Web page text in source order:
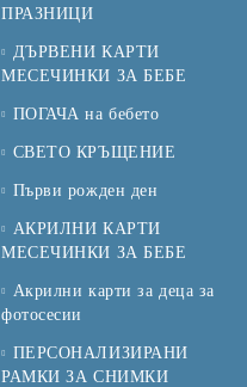
ПРАЗНИЦИ
ДЪРВЕНИ КАРТИ
МЕСЕЧИНКИ ЗА БЕБЕ
ПОГАЧА на бебето
СВЕТО КРЪЩЕНИЕ
Първи рожден ден
АКРИЛНИ КАРТИ
МЕСЕЧИНКИ ЗА БЕБЕ
Акрилни карти за деца за
фотосесии
ПЕРСОНАЛИЗИРАНИ
РАМКИ ЗА СНИМКИ